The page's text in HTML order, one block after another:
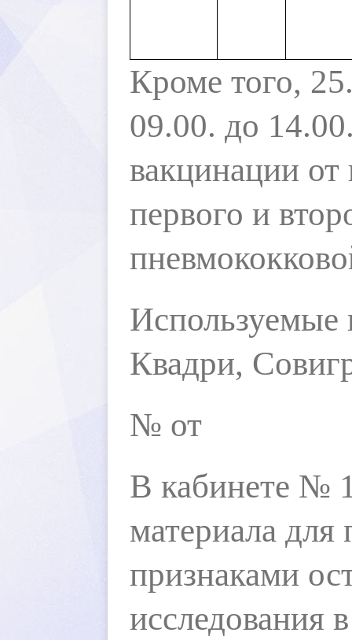
Кроме того,
09.00. до
акцинации от
первого и
Квадри,
№ от
кабинете №
материала
признаками
исследования